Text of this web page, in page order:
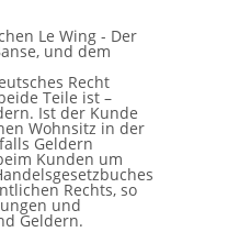
Le Wing - Der
und dem
Recht
Teile ist –
Ist der Kunde
Wohnsitz in der
Geldern
Kunden um
Rechts, so
und
Geldern.